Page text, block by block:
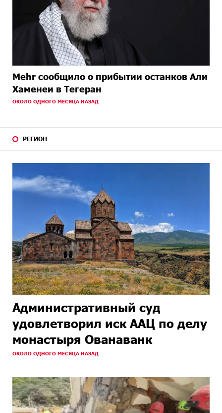
Mehr сообщило о прибытии останков Али
Хаменеи в Тегеран
ОКОЛО ОДНОГО МЕСЯЦА НАЗАД
РЕГИОН
Административный суд
удовлетворил иск ААЦ по делу
монастыря Ованаванк
ОКОЛО ОДНОГО МЕСЯЦА НАЗАД